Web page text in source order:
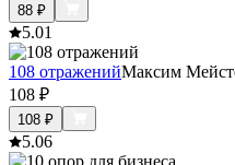
88 ₽
5.01
108 отраженийМаксим
108 ₽
108 ₽
5.06